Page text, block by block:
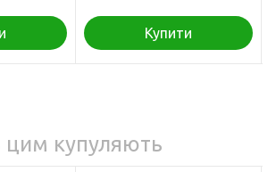
Купити
цим купуляють